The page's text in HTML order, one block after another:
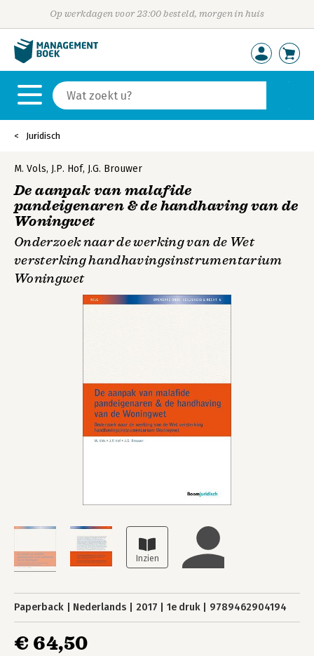
Op werkdagen voor 23:00 besteld, morgen in huis
Juridisch
M. Vols, J.P. Hof, J.G. Brouwer
De aanpak van malafide
pandeigenaren & de handhaving van de
Woningwet
Onderzoek naar de werking van de Wet
versterking handhavingsinstrumentarium
Woningwet
Paperback Nederlands 2017 1e druk 9789462904194
€ 64,50